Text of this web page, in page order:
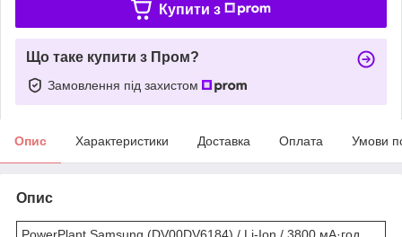
Купити з
Що таке купити з Пром?
Замовлення під захистом
Опис Характеристики Доставка Оплата Умови
Опис
PowerPlant Samsung (DV00DV6184) / Li-Ion / 3800 мА·год